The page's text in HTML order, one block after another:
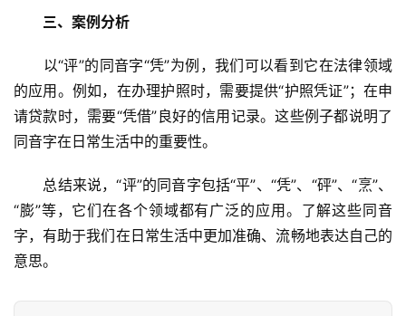
字
三、案例分析
以“评”的同音字“凭”为例，我们可以看到它在法律领域
的应用。例如，在办理护照时，需要提供“护照凭证”；在申
请贷款时，需要“凭借”良好的信用记录。这些例子都说明了
同音字在日常生活中的重要性。
总结来说，“评”的同音字包括“平”、“凭”、“砰”、“烹”、
“膨”等，它们在各个领域都有广泛的应用。了解这些同音
字，有助于我们在日常生活中更加准确、流畅地表达自己的
意思。